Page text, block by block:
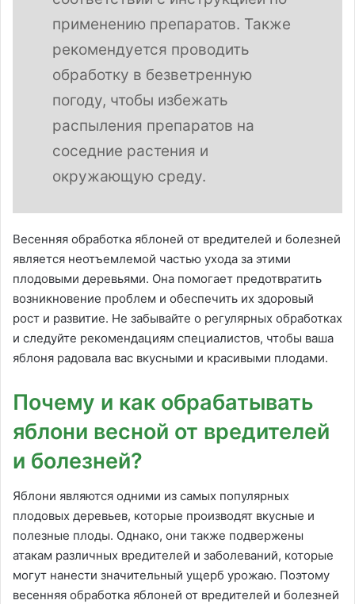
применению препаратов. Также
рекомендуется проводить
обработку в безветренную
погоду, чтобы избежать
распыления препаратов на
соседние растения и
окружающую среду.
Весенняя обработка яблоней от вредителей и болезней
является неотъемлемой частью ухода за этими
плодовыми деревьями. Она помогает предотвратить
возникновение проблем и обеспечить их здоровый
рост и развитие. Не забывайте о регулярных обработках
и следуйте рекомендациям специалистов, чтобы ваша
яблоня радовала вас вкусными и красивыми плодами.
Почему и как обрабатывать
яблони весной от вредителей
и болезней?
Яблони являются одними из самых популярных
плодовых деревьев, которые производят вкусные и
полезные плоды. Однако, они также подвержены
атакам различных вредителей и заболеваний, которые
могут нанести значительный ущерб урожаю. Поэтому
весенняя обработка яблоней от вредителей и болезней